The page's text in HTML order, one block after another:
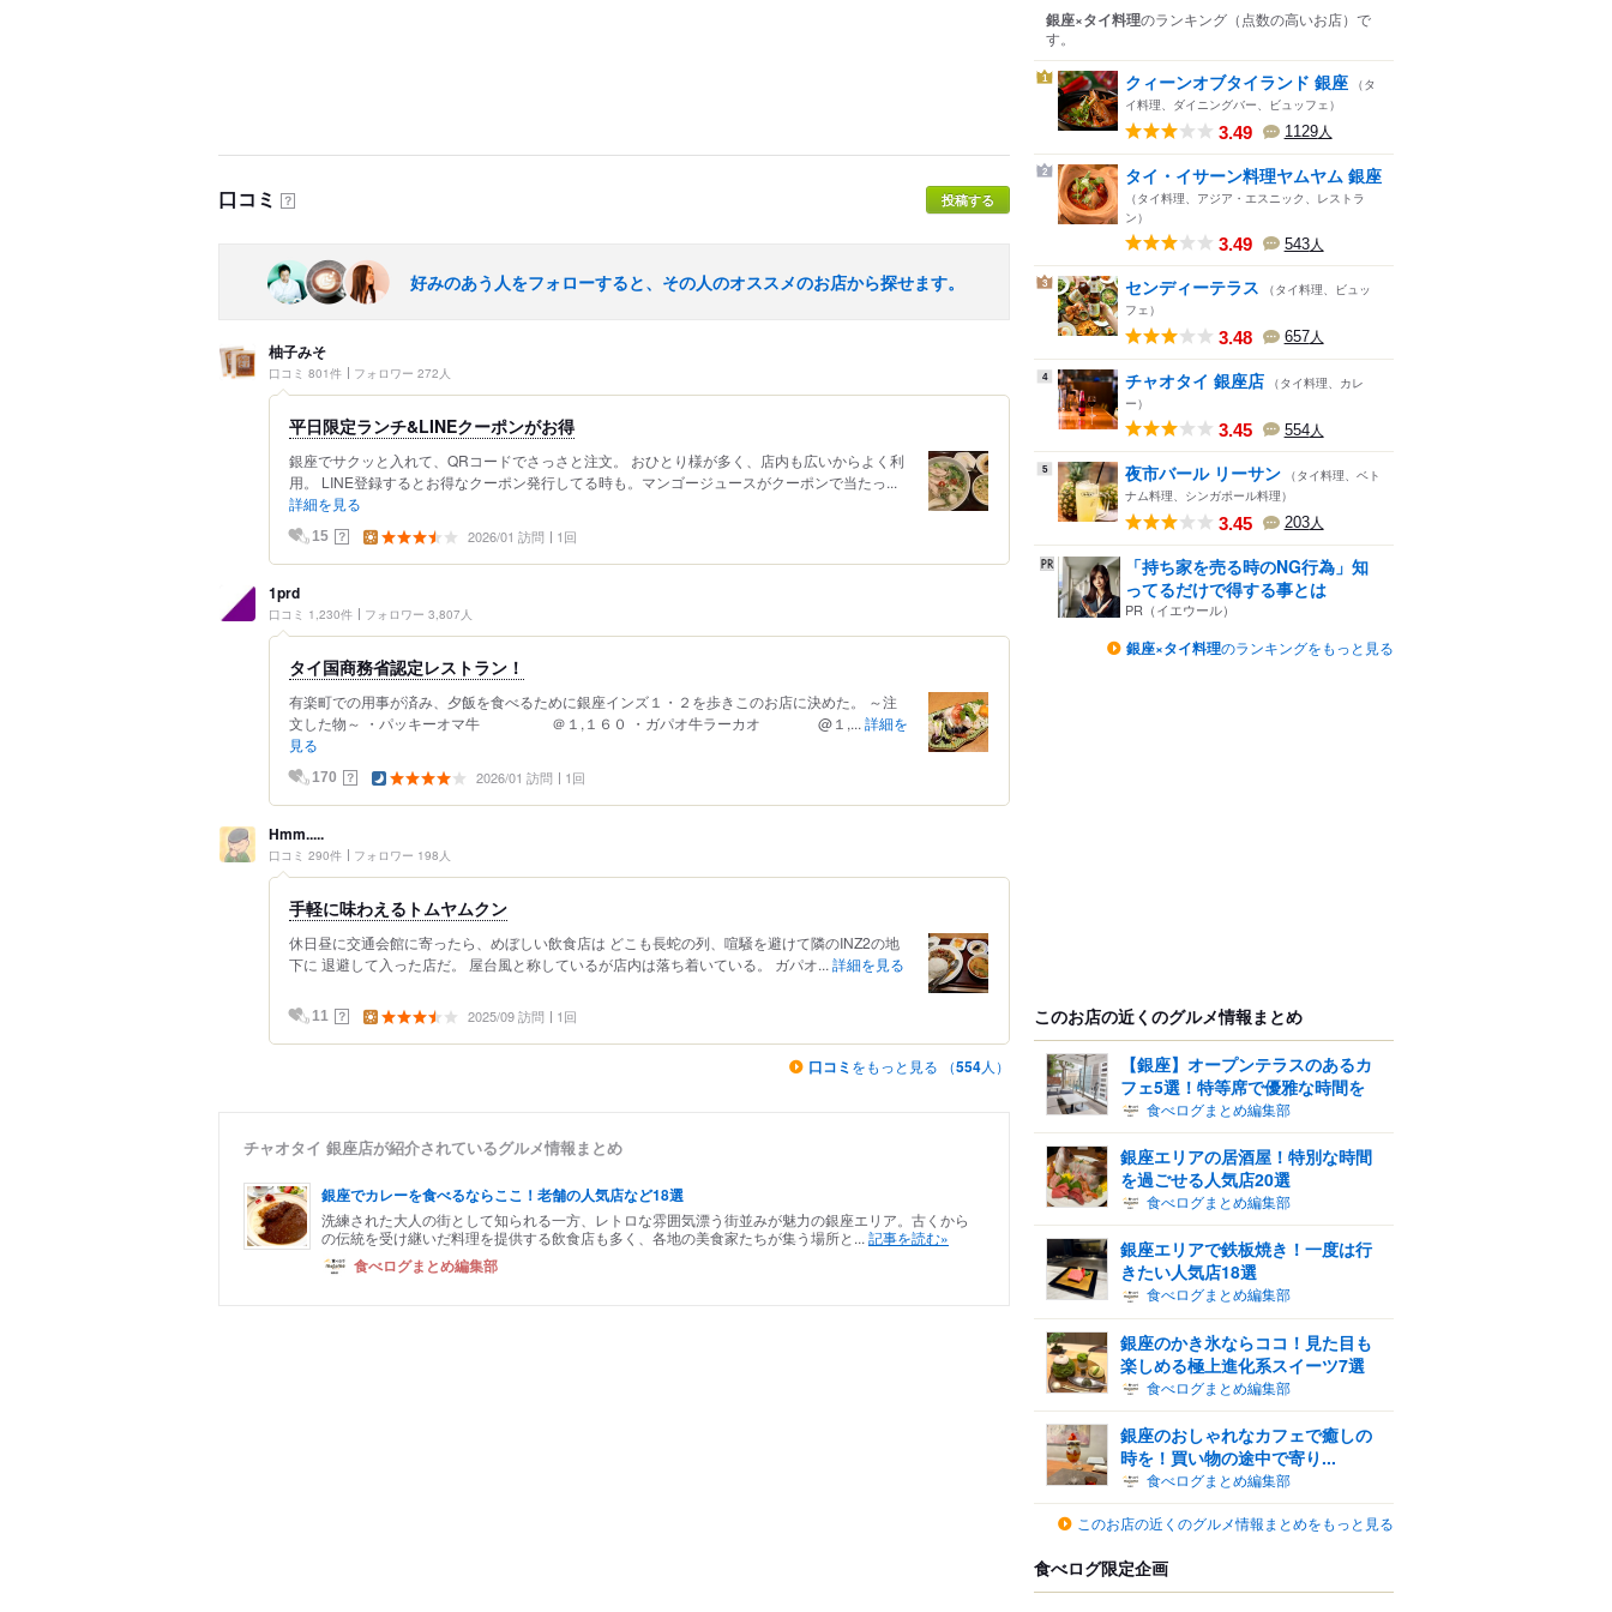
口コミ ？ 投稿する
好みのあう人をフォローすると、その人のオススメのお店から探せます。
柚子みそ
口コミ 801件 フォロワー 272人
平日限定ランチ&LINEクーポンがお得
銀座でサクッと入れて、QRコードでさっさと注文。 おひとり様が多く、店内も広いからよく利
用。 LINE登録するとお得なクーポン発行してる時も。マンゴージュースがクーポンで当たっ...
詳細を見る
15 ？ 2026/01 訪問 1回
1prd
口コミ 1,230件 フォロワー 3,807人
タイ国商務省認定レストラン！
有楽町での用事が済み、夕飯を食べるために銀座インズ１・２を歩きこのお店に決めた。 ～注
文した物～ ・パッキーオマ牛 ＠１,１６０ ・ガパオ牛ラーカオ @１,... 詳細を
見る
170 ？ 2026/01 訪問 1回
Hmm.....
口コミ 290件 フォロワー 198人
手軽に味わえるトムヤムクン
休日昼に交通会館に寄ったら、めぼしい飲食店は どこも長蛇の列、喧騒を避けて隣のINZ2の地
下に 退避して入った店だ。 屋台風と称しているが店内は落ち着いている。 ガパオ... 詳細を見る
11 ？ 2025/09 訪問 1回
口コミ をもっと見る （554人）
チャオタイ 銀座店が紹介されているグルメ情報まとめ
銀座でカレーを食べるならここ！老舗の人気店など18選
洗練された大人の街として知られる一方、レトロな雰囲気漂う街並みが魅力の銀座エリア。古くから
の伝統を受け継いだ料理を提供する飲食店も多く、各地の美食家たちが集う場所と... 記事を読む»
食べログまとめ編集部
銀座×タイ料理のランキング （点数の高いお店） で
す。
1 クィーンオブタイランド 銀座 （タ
イ料理、ダイニングバー、ビュッフェ）
3.49 1129人
2 タイ・イサーン料理ヤムヤム 銀座
（タイ料理、アジア・エスニック、レストラ
ン）
3.49 543人
3 センディーテラス
（タイ料理、ビュッ
フェ）
3.48 657人
4 チャオタイ 銀座店 （タイ料理、カレ
ー）
3.45 554人
5 夜市バール リーサン （タイ料理、ベト
ナム料理、シンガポール料理）
3.45 203人
「持ち家を売る時のNG行為」知
ってるだけで得する事とは
PR（イエウール）
銀座×タイ料理のランキングをもっと見る
このお店の近くのグルメ情報まとめ
【銀座】オープンテラスのあるカ
フェ5選！特等席で優雅な時間を
食べログまとめ編集部
銀座エリアの居酒屋！特別な時間
を過ごせる人気店20選
食べログまとめ編集部
銀座エリアで鉄板焼き！一度は行
きたい人気店18選
食べログまとめ編集部
銀座のかき氷ならココ！見た目も
楽しめる極上進化系スイーツ7選
食べログまとめ編集部
銀座のおしゃれなカフェで癒しの
時を！買い物の途中で寄り...
食べログまとめ編集部
このお店の近くのグルメ情報まとめをもっと見る
食べログ限定企画